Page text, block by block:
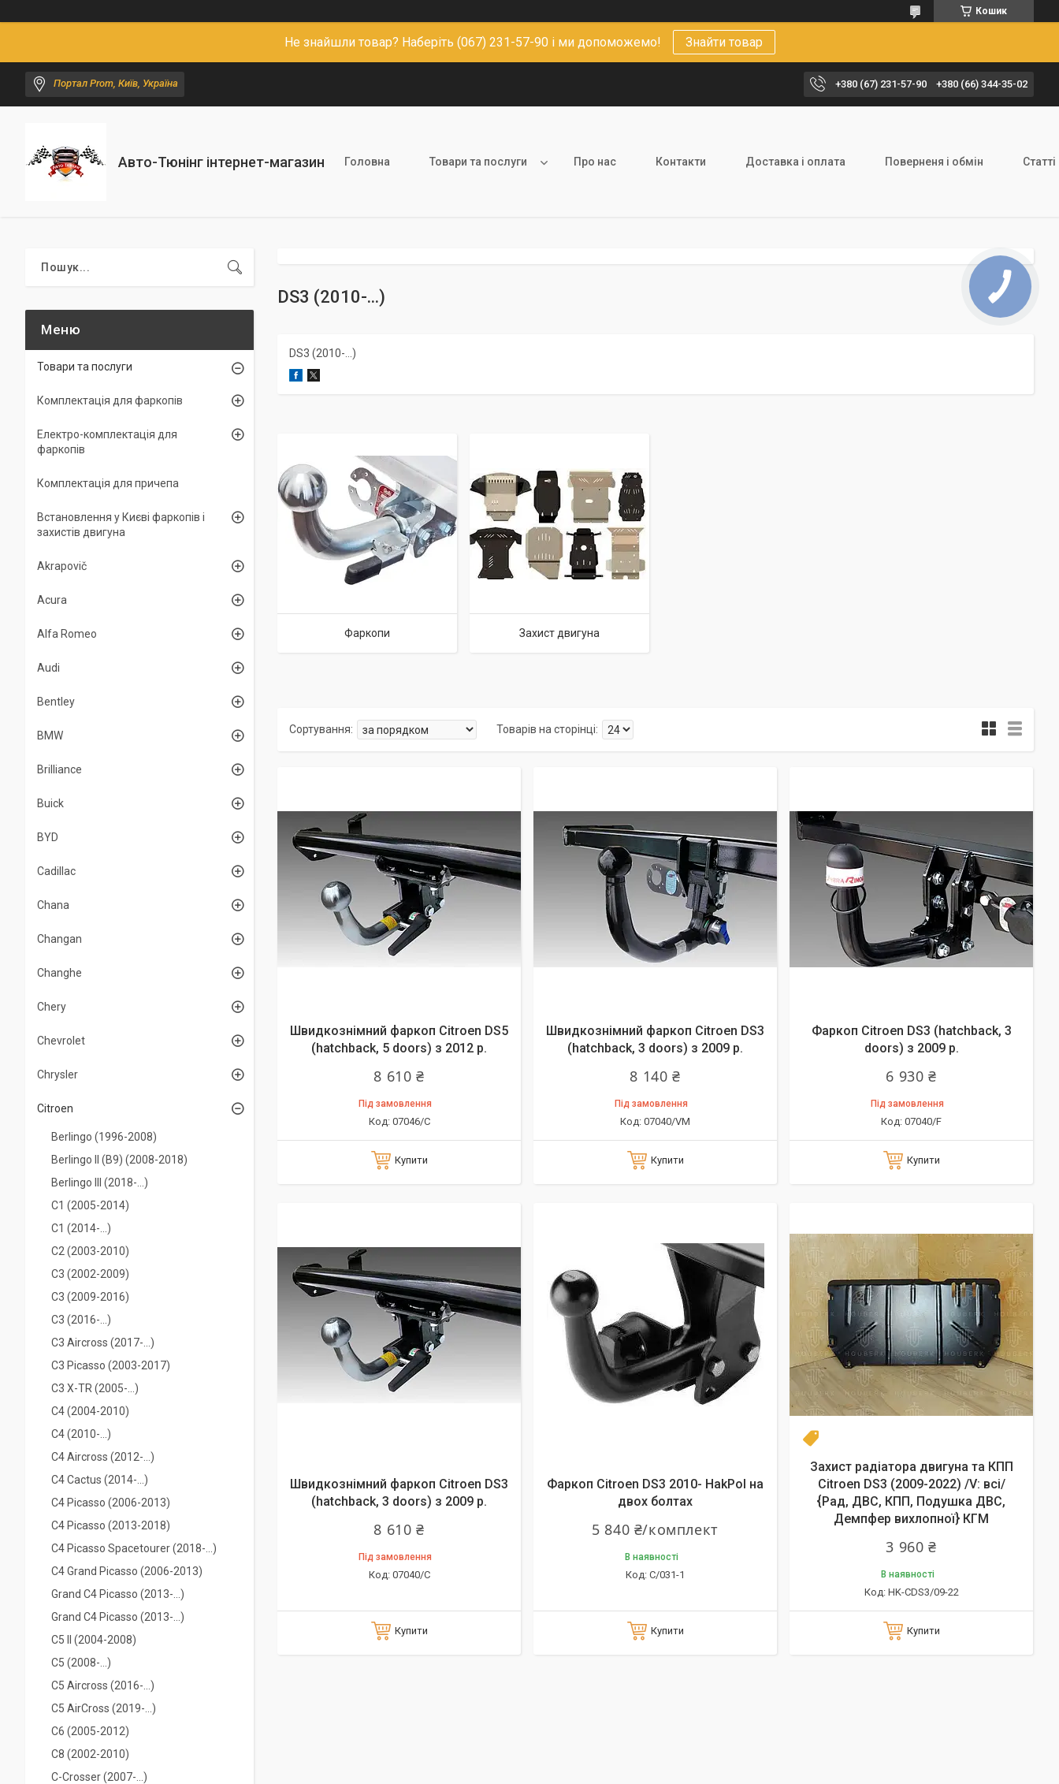
Кошик
Не знайшли товар? Наберіть (067) 231-57-90 і ми допоможемо! Знайти товар
Портал Prom, Київ, Україна +380 (67) 231-57-90 +380 (66) 344-35-02
Авто-Тюнінг інтернет-магазин Головна Товари та послуги Про нас Контакти Доставка і оплата Поверненя і обмін Статті
DS3 (2010-...)
DS3 (2010-...)
Фаркопи Захист двигуна
Швидкознімний фаркоп Citroen DS5
(hatchback, 5 doors) з 2012 р.
8 610 ₴
Під замовлення
07046/C
Купити
Швидкознімний фаркоп Citroen DS3
(hatchback, 3 doors) з 2009 р.
8 140 ₴
Під замовлення
07040/VM
Купити
Фаркоп Citroen DS3 (hatchback, 3
doors) з 2009 р.
6 930 ₴
Під замовлення
07040/F
Купити
Швидкознімний фаркоп Citroen DS3
(hatchback, 3 doors) з 2009 р.
8 610 ₴
Під замовлення
07040/C
Купити
Фаркоп Citroen DS3 2010- HakPol на
двох болтах
5 840 ₴/комплект
В наявності
C/031-1
Купити
Захист радіатора двигуна та КПП
Citroen DS3 (2009-2022) /V: всі/
{Рад, ДВС, КПП, Подушка ДВС,
Демпфер вихлопної} КГМ
3 960 ₴
В наявності
HK-CDS3/09-22
Купити
Товари та послуги
Комплектація для фаркопів
Електро-комплектація для
фаркопів
Комплектація для причепа
Встановлення у Києві фаркопів і
захистів двигуна
Akrapovič
Acura
Alfa Romeo
Audi
Bentley
BMW
Brilliance
Buick
BYD
Cadillac
Chana
Changan
Changhe
Chery
Chevrolet
Chrysler
Citroen
Berlingo (1996-2008)
Berlingo II (B9) (2008-2018)
Berlingo III (2018-...)
С1 (2005-2014)
С1 (2014-...)
С2 (2003-2010)
С3 (2002-2009)
С3 (2009-2016)
С3 (2016-...)
C3 Aircross (2017-...)
С3 Picasso (2003-2017)
C3 X-TR (2005-...)
С4 (2004-2010)
С4 (2010-...)
C4 Aircross (2012-...)
С4 Cactus (2014-...)
C4 Picasso (2006-2013)
C4 Picasso (2013-2018)
C4 Picasso Spacetourer (2018-...)
C4 Grand Picasso (2006-2013)
Grand С4 Picasso (2013-...)
Grand С4 Picasso (2013-...)
C5 II (2004-2008)
С5 (2008-...)
C5 Aircross (2016-...)
C5 AirCross (2019-…)
C6 (2005-2012)
С8 (2002-2010)
С-Crosser (2007-...)